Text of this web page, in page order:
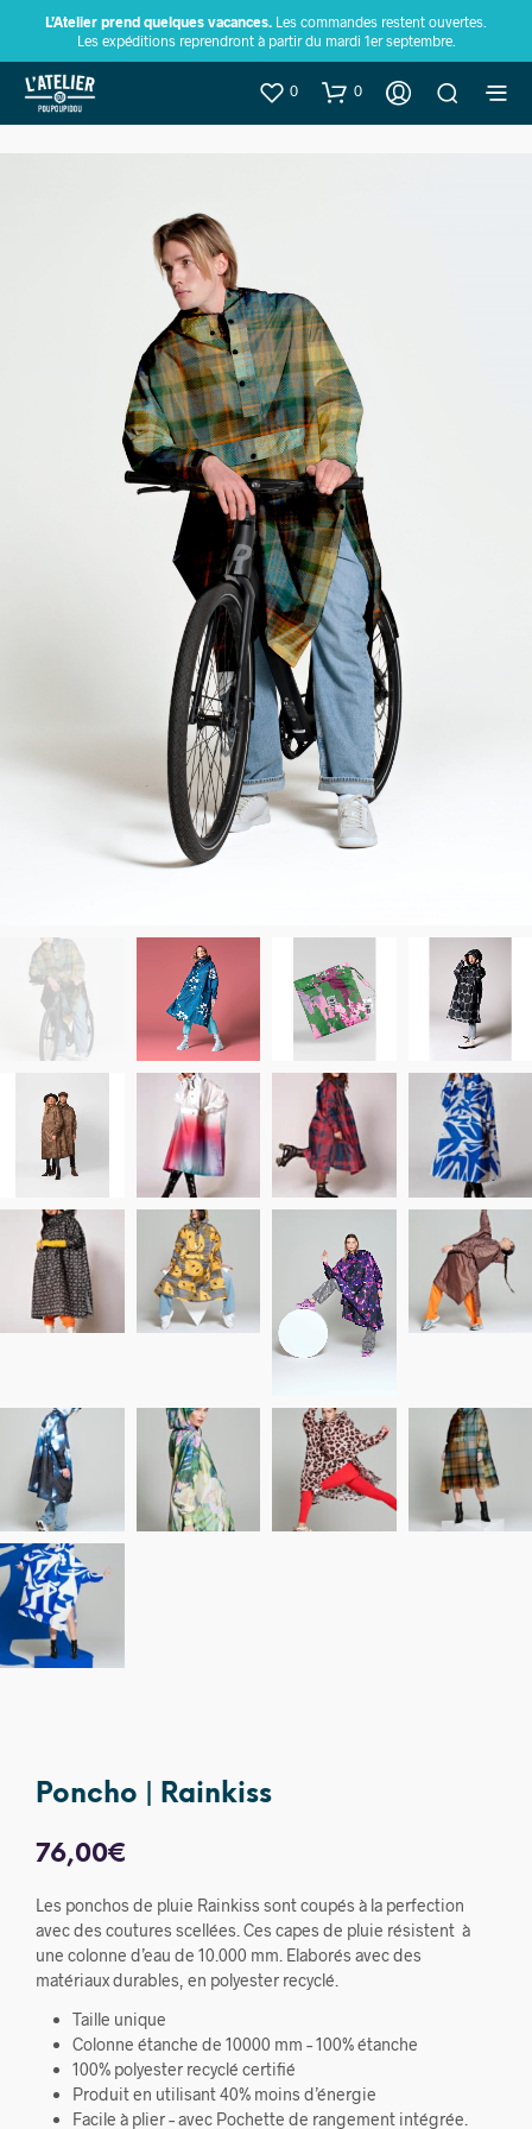
L’Atelier prend quelques vacances. Les commandes restent ouvertes.
Les expéditions reprendront à partir du mardi 1er septembre.
0 0
Poncho | Rainkiss
76,00€
Les ponchos de pluie Rainkiss sont coupés à la perfection
avec des coutures scellées. Ces capes de pluie résistent à
une colonne d’eau de 10.000 mm. Elaborés avec des
matériaux durables, en polyester recyclé.
Taille unique
Colonne étanche de 10000 mm – 100% étanche
100% polyester recyclé certifié
Produit en utilisant 40% moins d’énergie
Facile à plier – avec Pochette de rangement intégrée.